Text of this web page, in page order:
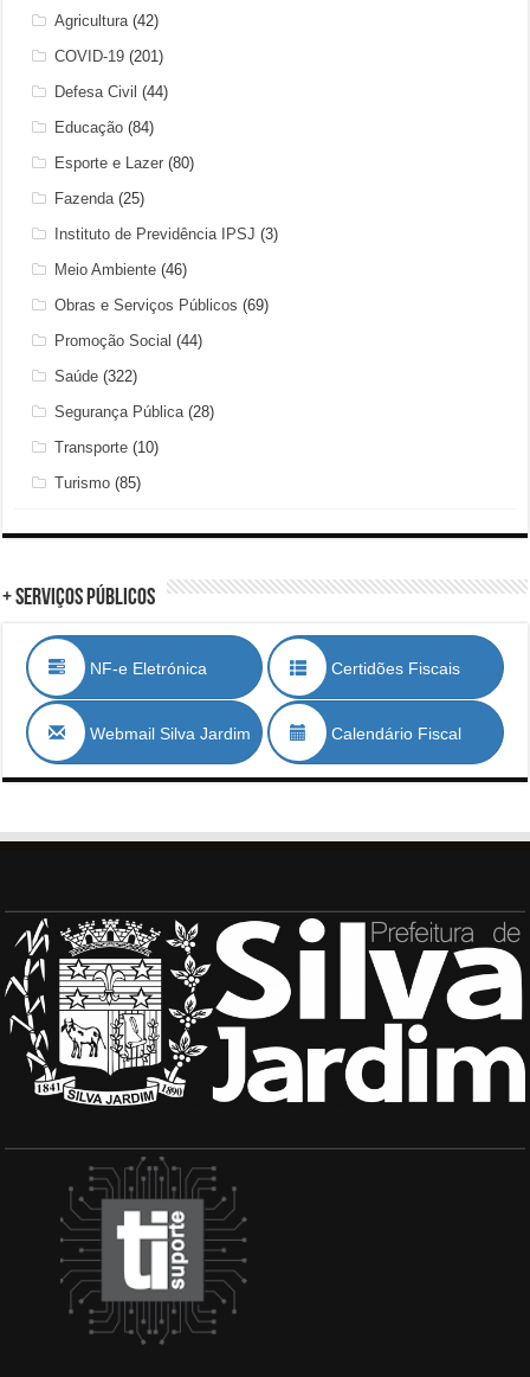
Agricultura (42)
COVID-19 (201)
Defesa Civil (44)
Educação (84)
Esporte e Lazer (80)
Fazenda (25)
Instituto de Previdência IPSJ (3)
Meio Ambiente (46)
Obras e Serviços Públicos (69)
Promoção Social (44)
Saúde (322)
Segurança Pública (28)
Transporte (10)
Turismo (85)
+ Serviços Públicos
NF-e Eletrónica Certidões Fiscais
Webmail Silva Jardim Calendário Fiscal